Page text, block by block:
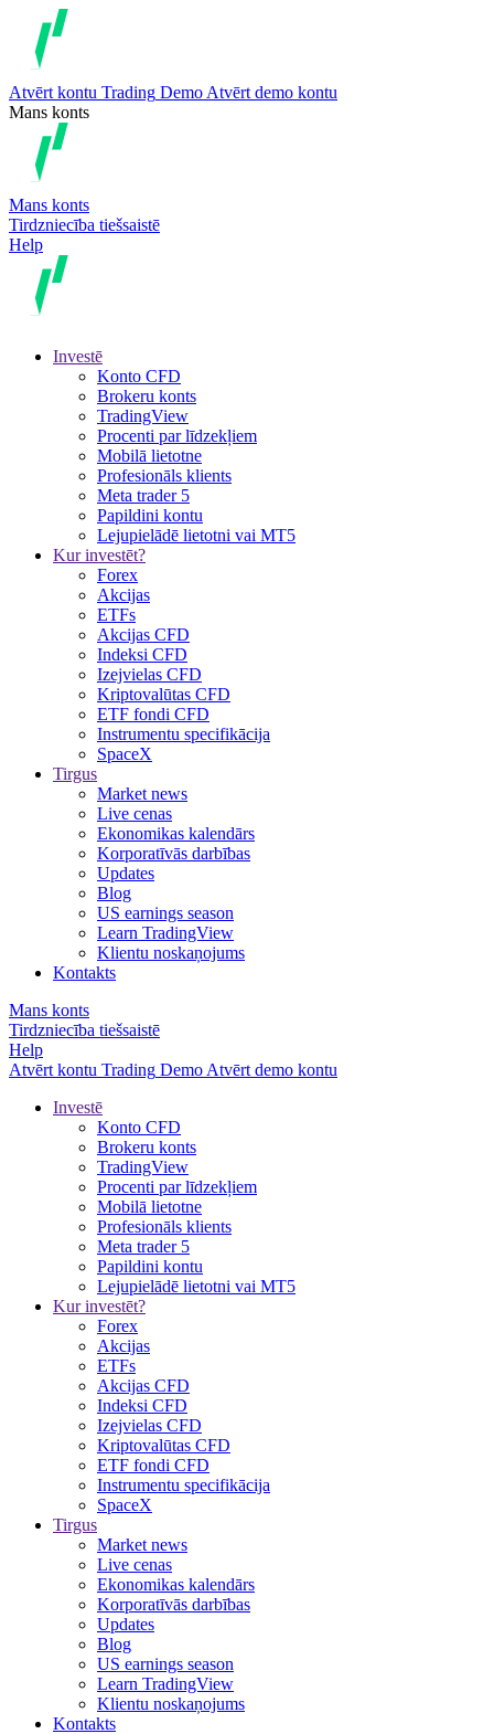
Atvērt kontu Trading Demo Atvērt demo kontu
Mans konts
Mans konts
Tirdzniecība tiešsaistē
Help
Investē
Konto CFD
Brokeru konts
TradingView
Procenti par līdzekļiem
Mobilā lietotne
Profesionāls klients
Meta trader 5
Papildini kontu
Lejupielādē lietotni vai MT5
Kur investēt?
Forex
Akcijas
ETFs
Akcijas CFD
Indeksi CFD
Izejvielas CFD
Kriptovalūtas CFD
ETF fondi CFD
Instrumentu specifikācija
SpaceX
Tirgus
Market news
Live cenas
Ekonomikas kalendārs
Korporatīvās darbības
Updates
Blog
US earnings season
Learn TradingView
Klientu noskaņojums
Kontakts
Mans konts
Tirdzniecība tiešsaistē
Help
Atvērt kontu Trading Demo Atvērt demo kontu
Investē
Konto CFD
Brokeru konts
TradingView
Procenti par līdzekļiem
Mobilā lietotne
Profesionāls klients
Meta trader 5
Papildini kontu
Lejupielādē lietotni vai MT5
Kur investēt?
Forex
Akcijas
ETFs
Akcijas CFD
Indeksi CFD
Izejvielas CFD
Kriptovalūtas CFD
ETF fondi CFD
Instrumentu specifikācija
SpaceX
Tirgus
Market news
Live cenas
Ekonomikas kalendārs
Korporatīvās darbības
Updates
Blog
US earnings season
Learn TradingView
Klientu noskaņojums
Kontakts